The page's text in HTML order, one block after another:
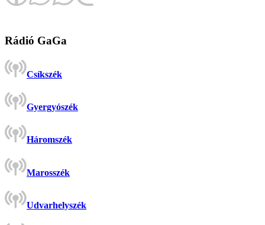
Rádió GaGa
Csíkszék
Gyergyószék
Háromszék
Marosszék
Udvarhelyszék